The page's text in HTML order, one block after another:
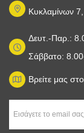
Κυκλαμίνων 7,
Δευτ.-Παρ.:
Σάββατο:
Βρείτε μας